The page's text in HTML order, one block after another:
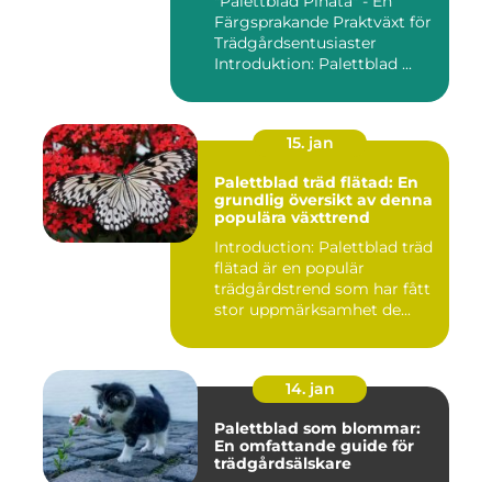
Färgsprakande Praktväxt för
Trädgårdsentusiaster
Introduktion: Palettblad ...
15. jan
Palettblad träd flätad: En
grundlig översikt av denna
populära växttrend
Introduction: Palettblad träd
flätad är en populär
trädgårdstrend som har fått
stor uppmärksamhet de...
14. jan
Palettblad som blommar:
En omfattande guide för
trädgårdsälskare